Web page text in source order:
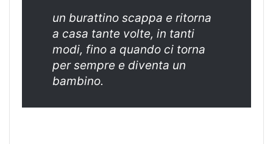
un burattino scappa e ritorna
a casa tante volte, in tanti
modi, fino a quando ci torna
per sempre e diventa un
bambino.